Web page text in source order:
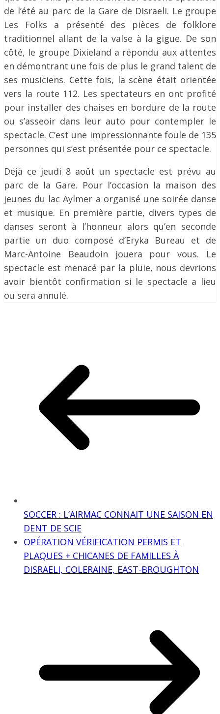
de l’été au parc de la Gare de Disraeli. Le groupe
Les Folks a présenté des pièces de folklore
traditionnel allant de la valse à la gigue. De son
côté, le groupe Dixieland a répondu aux attentes
en démontrant une fois de plus le grand talent de
ses musiciens. Cette fois, la scène était orientée
vers la route 112. Les spectateurs en ont profité
pour installer des chaises en bordure de la route
ou s’asseoir dans leur auto pour contempler le
spectacle. C’est une impressionnante foule de 135
personnes qui s’est présentée pour ce spectacle.
Déjà ce jeudi 8 août un spectacle est prévu au
parc de la Gare. Pour l’occasion la maison des
jeunes du lac Aylmer a organisé une soirée danse
et musique. En première partie, divers types de
danses seront à l’honneur alors qu’en seconde
partie un duo composé d’Eryka Bureau et de
Marc-Antoine Beaudoin jouera pour vous. Le
spectacle est menacé par la pluie, nous devrions
avoir bientôt confirmation si le spectacle a lieu
ou sera annulé.
SOCCER : L’AIRMAC CONNAIT UNE SAISON EN
DENT DE SCIE
OPÉRATION VÉRIFICATION PERMIS ET
PLAQUES + CHICANES DE FAMILLES À
DISRAELI, COLERAINE, EAST-BROUGHTON